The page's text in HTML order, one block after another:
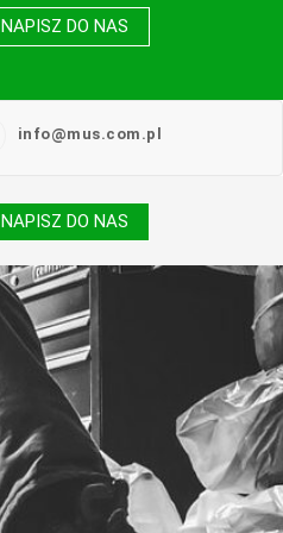
NAPISZ DO NAS
info@mus.com.pl
NAPISZ DO NAS